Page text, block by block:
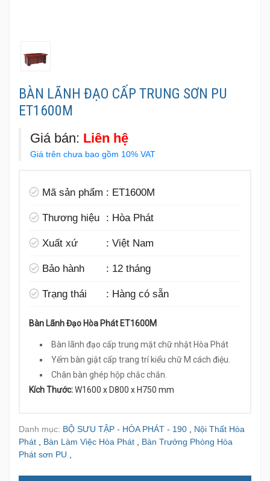
BÀN LÃNH ĐẠO CẤP TRUNG SƠN PU
ET1600M
Giá bán: Liên hệ
Giá trên chưa bao gồm 10% VAT
Mã sản phẩm : ET1600M
Thương hiệu : Hòa Phát
Xuất xứ : Việt Nam
Bảo hành : 12 tháng
Trạng thái : Hàng có sẵn
Bàn Lãnh Đạo Hòa Phát ET1600M
Bàn lãnh đạo cấp trung mặt chữ nhật Hòa Phát
Yếm bàn giật cấp trang trí kiểu chữ M cách điệu.
Chân bàn ghép hộp chắc chắn.
Kích Thước:W1600 x D800 x H750 mm
Danh mục: BỘ SƯU TẬP - HÒA PHÁT - 190
Nội Thất Hòa
Phát
Bàn Làm Việc Hòa Phát
Bàn Trưởng Phòng Hòa
Phát sơn PU